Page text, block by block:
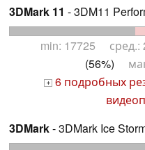
3DMark 11 - 3DM11
min: 17725
(56%)
+ 6 подробных
3DMark- 3DMark Ice